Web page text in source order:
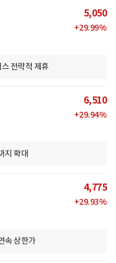
5,050
+29.99%
전략적 제휴
6,510
+29.94%
지 확대
4,775
+29.93%
속 상한가